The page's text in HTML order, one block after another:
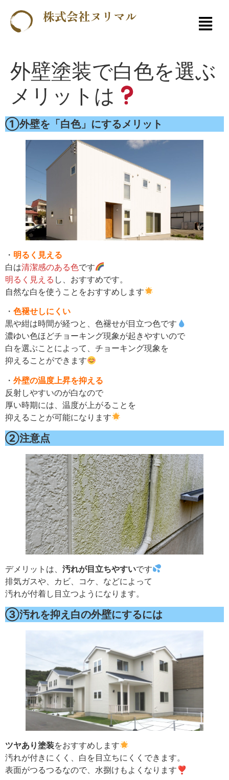
株式会社ヌリマル
外壁塗装で白色を選ぶ
メリットは
①外壁を「白色」にするメリット
・ 明るく見える
白は清潔感のある色です
明るく見える し、おすすめです。
自然な白を使うことをおすすめします
・ 色褪せしにくい
黒や紺は時間が経つと、色褪せが目立つ色です
濃ゆい色ほどチョーキング現象が起きやすいので
白を選ぶことによって、チョーキング現象を
抑えることができます
・ 外壁の温度上昇を抑える
反射しやすいのが白なので
厚い時期には、温度が上がることを
抑えることが可能になります
②注意点
デメリットは、 汚れが目立ちやすいです
排気ガスや、カビ、コケ、などによって
汚れが付着し目立つようになります。
③汚れを抑え白の外壁にするには
ツヤあり塗装をおすすめします
汚れが付きにくく、白を目立ちにくくできます。
表面がつるつるなので、水捌けもよくなります❣